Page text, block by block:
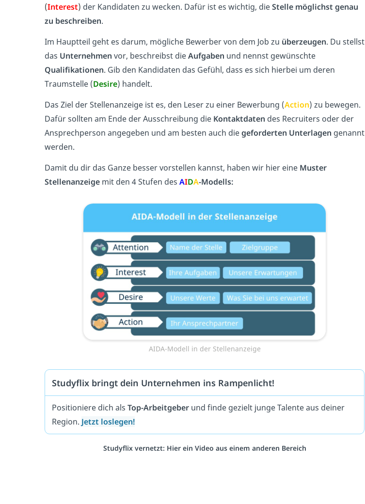
(Interest) der Kandidaten zu wecken. Dafür ist es wichtig, dieStelle möglichst genau
zu beschreiben.
Im Hauptteil geht es darum, mögliche Bewerber von dem Job zu überzeugen. Du stellst
das Unternehmen vor, beschreibst dieAufgaben und nennst gewünschte
Qualifikationen. Gib den Kandidaten das Gefühl, dass es sich hierbei um deren
Traumstelle (Desire) handelt.
Das Ziel der Stellenanzeige ist es, den Leser zu einer Bewerbung (Action) zu bewegen.
Dafür sollten am Ende der Ausschreibung die Kontaktdaten des Recruiters oder der
Ansprechperson angegeben und am besten auch diegeforderten Unterlagen genannt
werden.
Damit du dir das Ganze besser vorstellen kannst, haben wir hier eine Muster
Stellenanzeige mit den 4 Stufen des AIDA-Modells:
AIDA-Modell in der Stellenanzeige
Studyflix bringt dein Unternehmen ins Rampenlicht!
Positioniere dich als Top-Arbeitgeber und finde gezielt junge Talente aus deiner
Region. Jetzt loslegen!
Studyflix vernetzt: Hier ein Video aus einem anderen Bereich